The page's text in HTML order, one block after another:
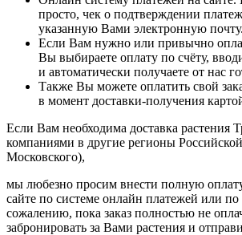
просто, чек о подтверждении
указанную Вами электронную почту.
Если Вам нужно или привычно
Вы выбираете оплату по счёту,
и автоматически получаете от нас
Также Вы можете оплатить свой
в момент доставки-получения
Если Вам необходима доставка растения
компаниями в другие регионы
Московского),
мы любезно просим внести полную оплату
сайте по системе онлайн платежей или по
сожалению, пока заказ полностью не
забронировать за Вами растения и